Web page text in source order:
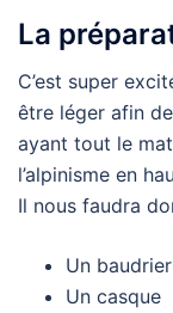
La
C’est super
être léger afin
ayant tout le
l’alpinisme en
Il nous faudra
Un baudrier
Un casque